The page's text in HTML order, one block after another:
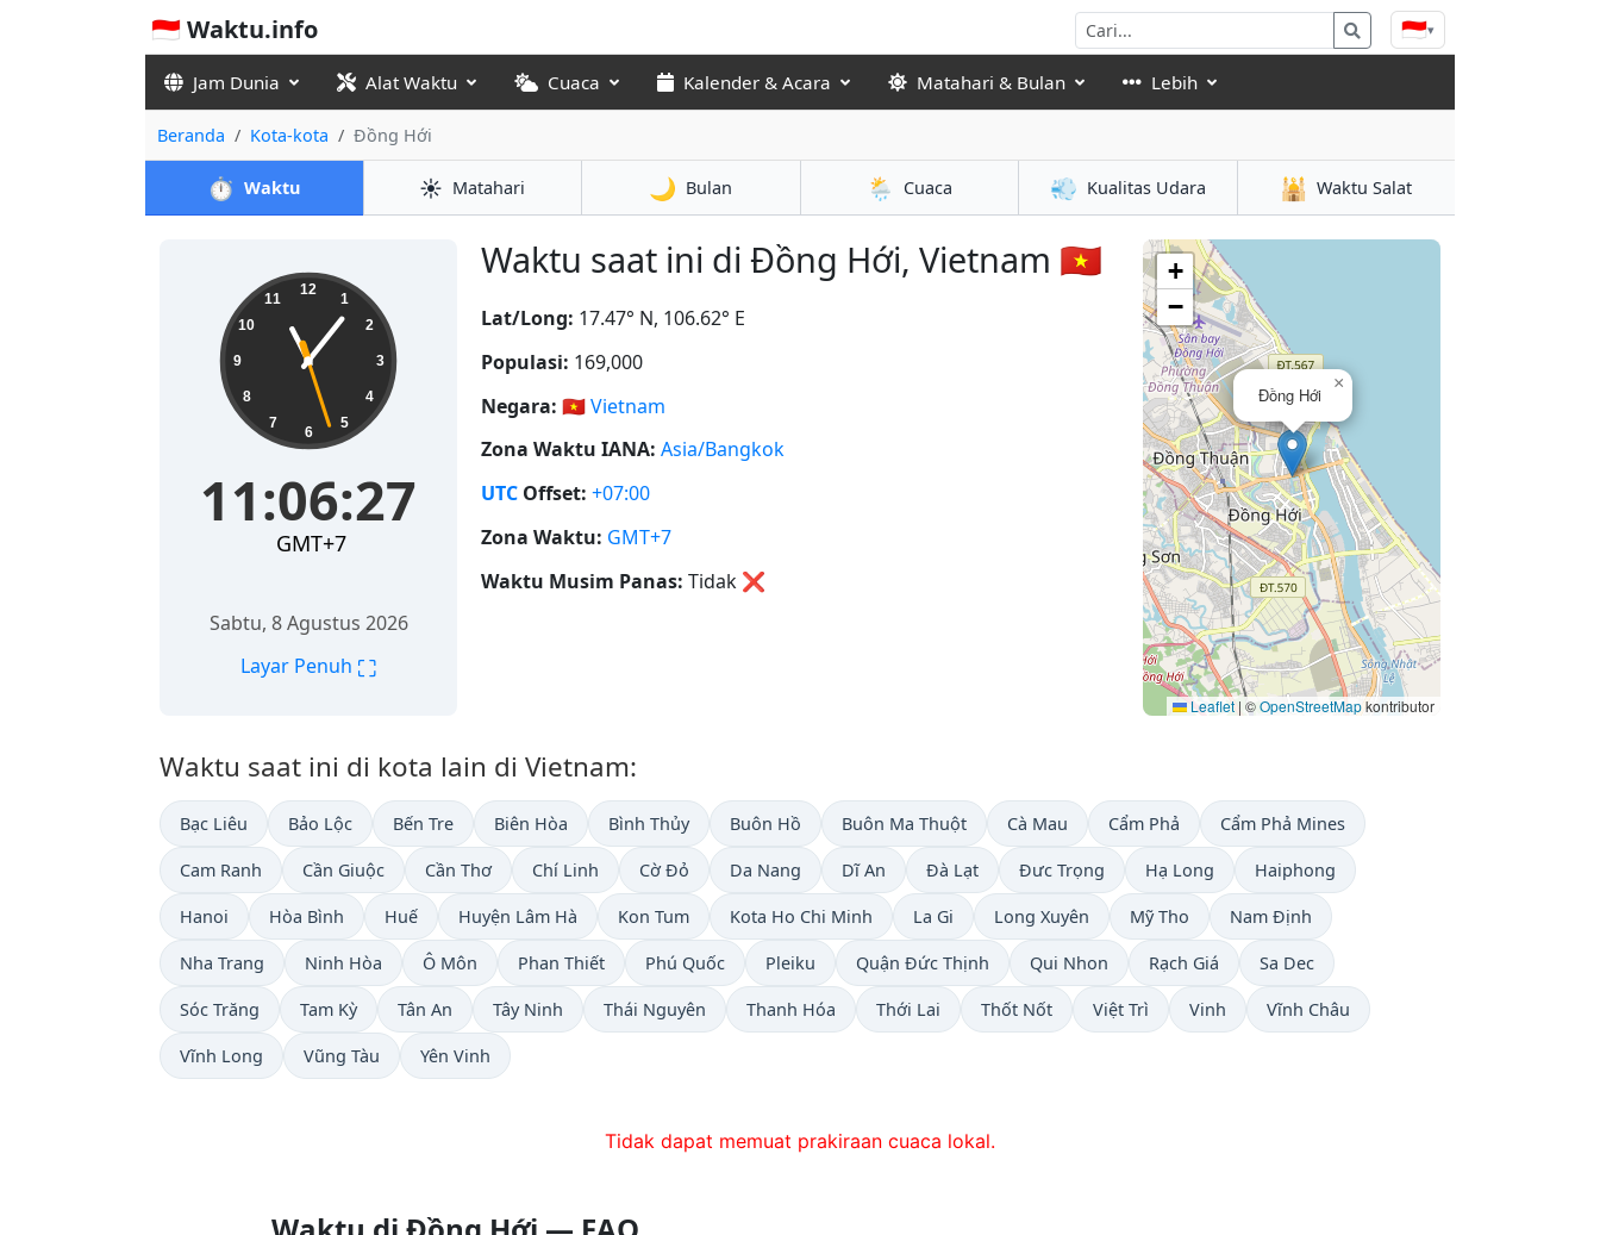
🇮🇩 Waktu.info 🇮🇩▾
Jam Dunia Alat Waktu Cuaca Kalender & Acara Matahari & Bulan Lebih
Beranda Kota-kota Đồng Hới
⏱️ Waktu ☀️ Matahari 🌙 Bulan 🌦️ Cuaca 💨 Kualitas Udara 🕌 Waktu Salat
Waktu saat ini di Đồng Hới, Vietnam 🇻🇳
11:06:27 12
1
2
3
4
5
6
7
8
9
10
11
11:06:27
GMT+7
Sabtu, 8 Agustus 2026
Layar Penuh ⛶
Lat/Long: 17.47° N, 106.62° E
Populasi: 169,000
Negara: 🇻🇳Vietnam
Zona Waktu IANA: Asia/Bangkok
UTC Offset: +07:00
Zona Waktu: GMT+7
Waktu Musim Panas: Tidak ❌
Đồng Hới
×
+
−
Leaflet | ©OpenStreetMapkontributor
Waktu saat ini di kota lain di Vietnam:
Bạc Liêu Bảo Lộc Bến Tre Biên Hòa Bình Thủy Buôn Hồ Buôn Ma Thuột Cà Mau Cẩm Phả Cẩm Phả Mines
Cam Ranh Cần Giuộc Cần Thơ Chí Linh Cờ Đỏ Da Nang Dĩ An Đà Lạt Đưc Trọng Hạ Long Haiphong
Hanoi Hòa Bình Huế Huyện Lâm Hà Kon Tum Kota Ho Chi Minh La Gi Long Xuyên Mỹ Tho Nam Định
Nha Trang Ninh Hòa Ô Môn Phan Thiết Phú Quốc Pleiku Quận Đức Thịnh Qui Nhon Rạch Giá Sa Dec
Sóc Trăng Tam Kỳ Tân An Tây Ninh Thái Nguyên Thanh Hóa Thới Lai Thốt Nốt Việt Trì Vinh Vĩnh Châu
Vĩnh Long Vũng Tàu Yên Vinh
Tidak dapat memuat prakiraan cuaca lokal.